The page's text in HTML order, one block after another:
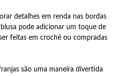
detalhes em renda nas bordas
pode adicionar um toque de
feitas em crochê ou compradas
são uma maneira divertida